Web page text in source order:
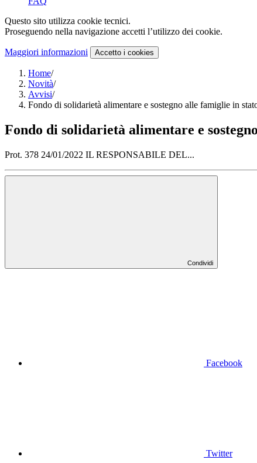
Questo sito utilizza cookie tecnici.
Proseguendo nella navigazione accetti l’utilizzo dei cookie.
Maggiori informazioni Accetto i cookies
Home/
Novità/
Avvisi/
Fondo di solidarietà alimentare e sostegno alle famiglie in
Fondo di solidarietà alimentare e
Prot. 378 24/01/2022 IL RESPONSABILE DEL...
Condividi
Facebook
Twitter